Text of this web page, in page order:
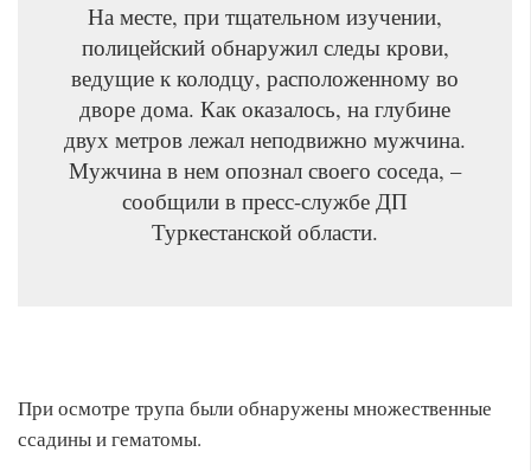
На месте, при тщательном изучении,
полицейский обнаружил следы крови,
ведущие к колодцу, расположенному во
дворе дома. Как оказалось, на глубине
двух метров лежал неподвижно мужчина.
Мужчина в нем опознал своего соседа, –
сообщили в пресс-службе ДП
Туркестанской области.
При осмотре трупа были обнаружены множественные
ссадины и гематомы.